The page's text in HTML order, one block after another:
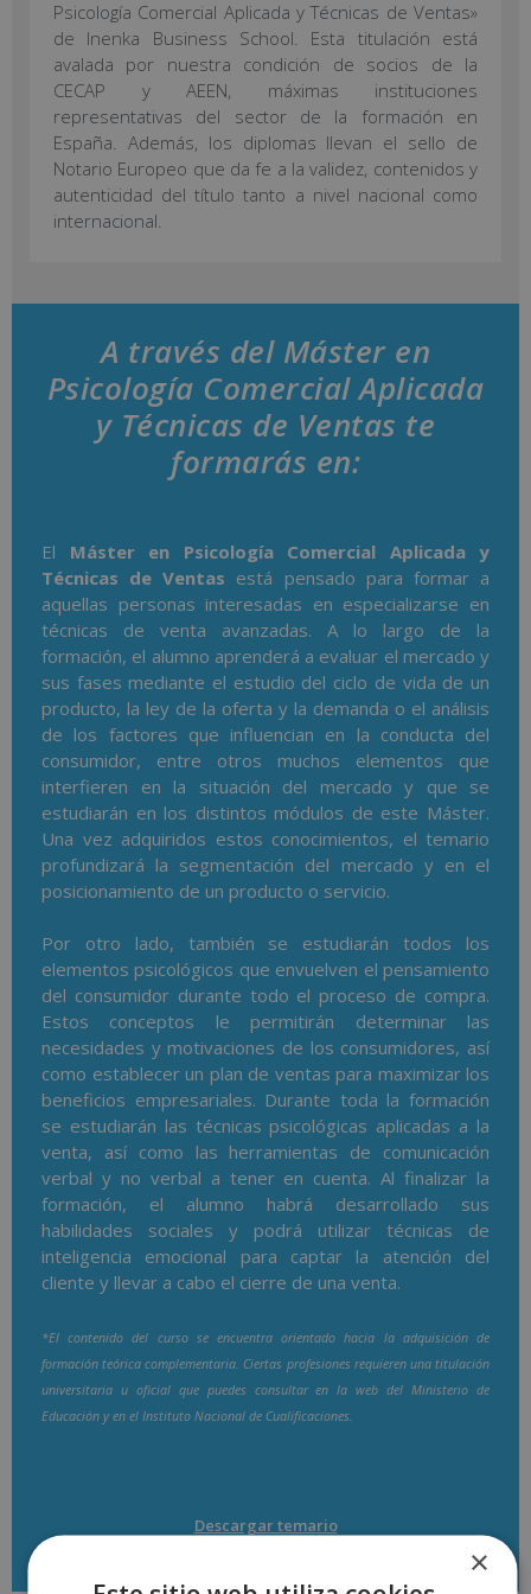
Psicología Comercial Aplicada y Técnicas de Ventas»
de Inenka Business School. Esta titulación está
avalada por nuestra condición de socios de la
CECAP y AEEN, máximas instituciones
representativas del sector de la formación en
España. Además, los diplomas llevan el sello de
Notario Europeo que da fe a la validez, contenidos y
autenticidad del título tanto a nivel nacional como
internacional.
A través del Máster en
Psicología Comercial Aplicada
y Técnicas de Ventas te
formarás en:
El Máster en Psicología Comercial Aplicada y
Técnicas de Ventas está pensado para formar a
aquellas personas interesadas en especializarse en
técnicas de venta avanzadas. A lo largo de la
formación, el alumno aprenderá a evaluar el mercado y
sus fases mediante el estudio del ciclo de vida de un
producto, la ley de la oferta y la demanda o el análisis
de los factores que influencian en la conducta del
consumidor, entre otros muchos elementos que
interfieren en la situación del mercado y que se
estudiarán en los distintos módulos de este Máster.
Una vez adquiridos estos conocimientos, el temario
profundizará la segmentación del mercado y en el
posicionamiento de un producto o servicio.
Por otro lado, también se estudiarán todos los
elementos psicológicos que envuelven el pensamiento
del consumidor durante todo el proceso de compra.
Estos conceptos le permitirán determinar las
necesidades y motivaciones de los consumidores, así
como establecer un plan de ventas para maximizar los
beneficios empresariales. Durante toda la formación
se estudiarán las técnicas psicológicas aplicadas a la
venta, así como las herramientas de comunicación
verbal y no verbal a tener en cuenta. Al finalizar la
formación, el alumno habrá desarrollado sus
habilidades sociales y podrá utilizar técnicas de
inteligencia emocional para captar la atención del
cliente y llevar a cabo el cierre de una venta.
*El contenido del curso se encuentra orientado hacia la adquisición de
formación teórica complementaria. Ciertas profesiones requieren una titulación
universitaria u oficial que puedes consultar en la web del Ministerio de
Educación y en el Instituto Nacional de Cualificaciones.
Descargar temario
×